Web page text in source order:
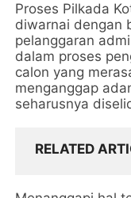
Proses Pilkada
diwarnai dengan
pelanggaran
dalam proses
calon yang
menganggap
seharusnya
RELATED